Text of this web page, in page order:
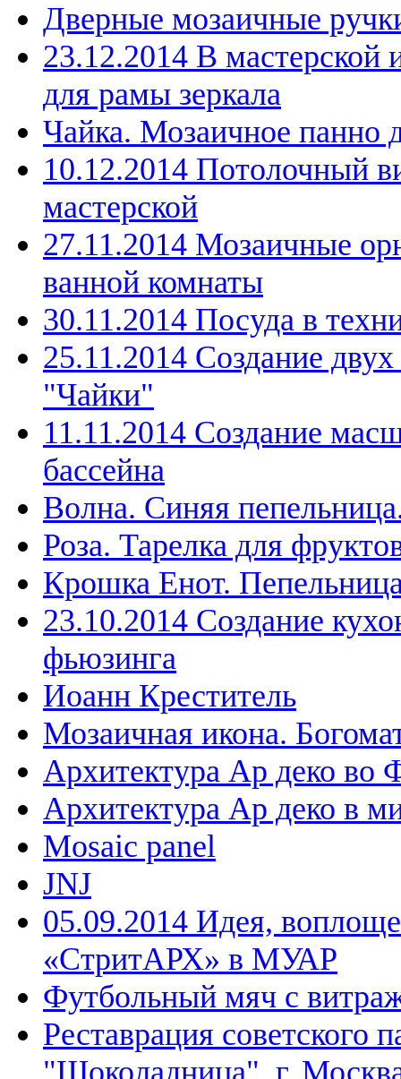
Дверные мозаичные
23.12.2014 В мастерской
для рамы зеркала
Чайка. Мозаичное панно
10.12.2014 Потолочный
мастерской
27.11.2014 Мозаичные
ванной комнаты
30.11.2014 Посуда в
25.11.2014 Создание
"Чайки"
11.11.2014 Создание
бассейна
Волна. Синяя
Роза. Тарелка для
Крошка Енот.
23.10.2014 Создание
фьюзинга
Иоанн Креститель
Мозаичная икона.
Архитектура Ар деко во
Архитектура Ар деко в
Mosaic panel
JNJ
05.09.2014 Идея,
«СтритАРХ» в МУАР
Футбольный мяч с
Реставрация советского
"Шоколадница", г.